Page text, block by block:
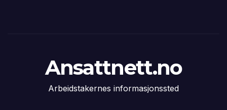
Ansattnett.no
Arbeidstakernes informasjonssted